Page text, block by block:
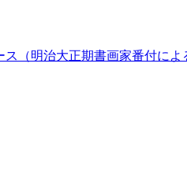
ス（明治大正期書画家番付によ